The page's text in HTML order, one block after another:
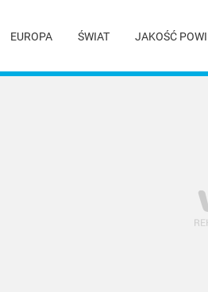
EUROPA ŚWIAT JAKOŚĆ